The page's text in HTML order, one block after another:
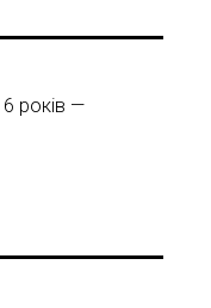
6 років —